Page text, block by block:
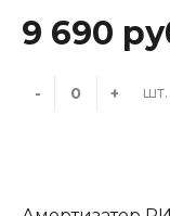
9 690
- + шт.